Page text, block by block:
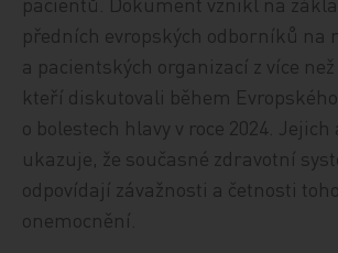
předních evropských odborníků na
a pacientských organizací z více
kteří diskutovali během
o bolestech hlavy v roce 2024. Jejich
ukazuje, že současné zdravotní
odpovídají závažnosti a četnosti
onemocnění.